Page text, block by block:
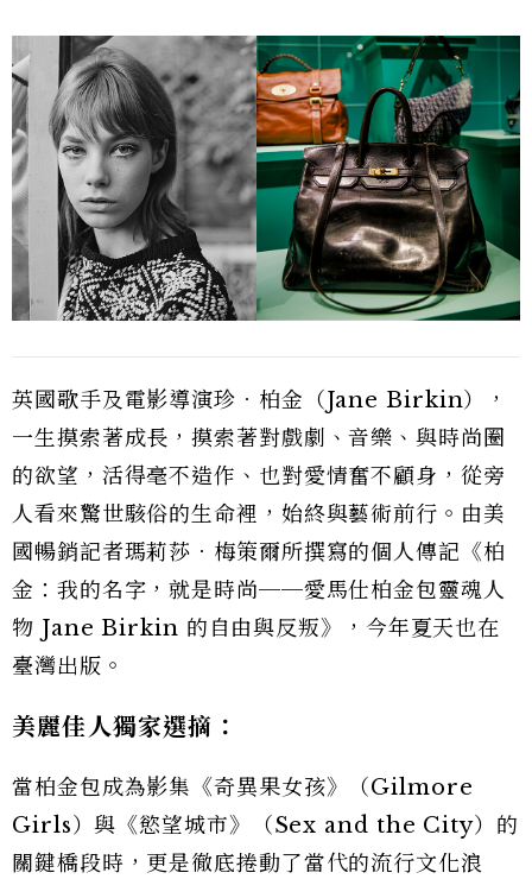
英國歌手及電影導演珍．柏金（Jane Birkin），
一生摸索著成長，摸索著對戲劇、音樂、與時尚圈
的欲望，活得毫不造作、也對愛情奮不顧身，從旁
人看來驚世駭俗的生命裡，始終與藝術前行。由美
國暢銷記者瑪莉莎．梅策爾所撰寫的個人傳記《柏
金：我的名字，就是時尚──愛馬仕柏金包靈魂人
物 Jane Birkin 的自由與反叛》，今年夏天也在
臺灣出版。
美麗佳人獨家選摘：
當柏金包成為影集《奇異果女孩》（Gilmore
Girls）與《慾望城市》（Sex and the City）的
關鍵橋段時，更是徹底捲動了當代的流行文化浪